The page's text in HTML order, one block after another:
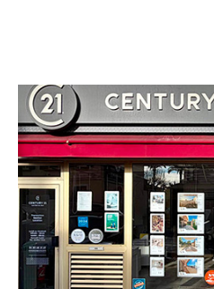
CENTURY 21
6 boulevard
LE
Envoyer